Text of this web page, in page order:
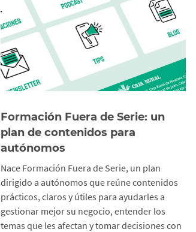
Formación Fuera de Serie: un
plan de contenidos para
autónomos
Nace Formación Fuera de Serie, un plan
dirigido a autónomos que reúne contenidos
prácticos, claros y útiles para ayudarles a
gestionar mejor su negocio, entender los
temas que les afectan y tomar decisiones con